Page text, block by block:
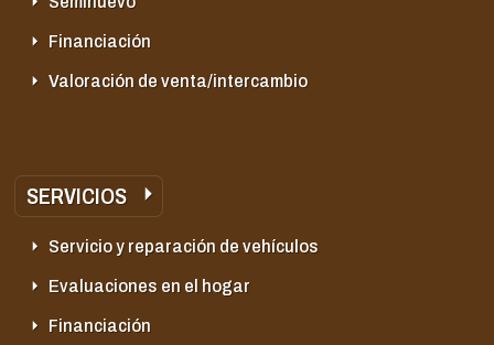
Financiación
Valoración de venta/intercambio
SERVICIOS
Servicio y reparación de vehículos
Evaluaciones en el hogar
Financiación